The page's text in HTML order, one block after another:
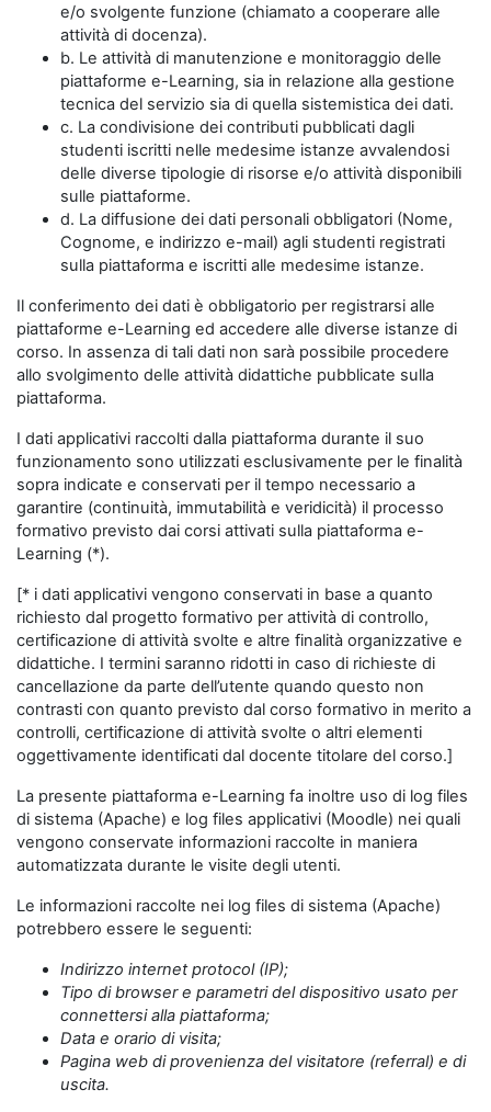
e/o svolgente funzione (chiamato a cooperare alle
attività di docenza).
b. Le attività di manutenzione e monitoraggio delle
piattaforme e-Learning, sia in relazione alla gestione
tecnica del servizio sia di quella sistemistica dei dati.
c. La condivisione dei contributi pubblicati dagli
studenti iscritti nelle medesime istanze avvalendosi
delle diverse tipologie di risorse e/o attività disponibili
sulle piattaforme.
d. La diffusione dei dati personali obbligatori (Nome,
Cognome, e indirizzo e-mail) agli studenti registrati
sulla piattaforma e iscritti alle medesime istanze.
Il conferimento dei dati è obbligatorio per registrarsi alle
piattaforme e-Learning ed accedere alle diverse istanze di
corso. In assenza di tali dati non sarà possibile procedere
allo svolgimento delle attività didattiche pubblicate sulla
piattaforma.
I dati applicativi raccolti dalla piattaforma durante il suo
funzionamento sono utilizzati esclusivamente per le finalità
sopra indicate e conservati per il tempo necessario a
garantire (continuità, immutabilità e veridicità) il processo
formativo previsto dai corsi attivati sulla piattaforma e-
Learning (*).
[* i dati applicativi vengono conservati in base a quanto
richiesto dal progetto formativo per attività di controllo,
certificazione di attività svolte e altre finalità organizzative e
didattiche. I termini saranno ridotti in caso di richieste di
cancellazione da parte dell’utente quando questo non
contrasti con quanto previsto dal corso formativo in merito a
controlli, certificazione di attività svolte o altri elementi
oggettivamente identificati dal docente titolare del corso.]
La presente piattaforma e-Learning fa inoltre uso di log files
di sistema (Apache) e log files applicativi (Moodle) nei quali
vengono conservate informazioni raccolte in maniera
automatizzata durante le visite degli utenti.
Le informazioni raccolte nei log files di sistema (Apache)
potrebbero essere le seguenti:
Indirizzo internet protocol (IP);
Tipo di browser e parametri del dispositivo usato per
connettersi alla piattaforma;
Data e orario di visita;
Pagina web di provenienza del visitatore (referral) e di
uscita.